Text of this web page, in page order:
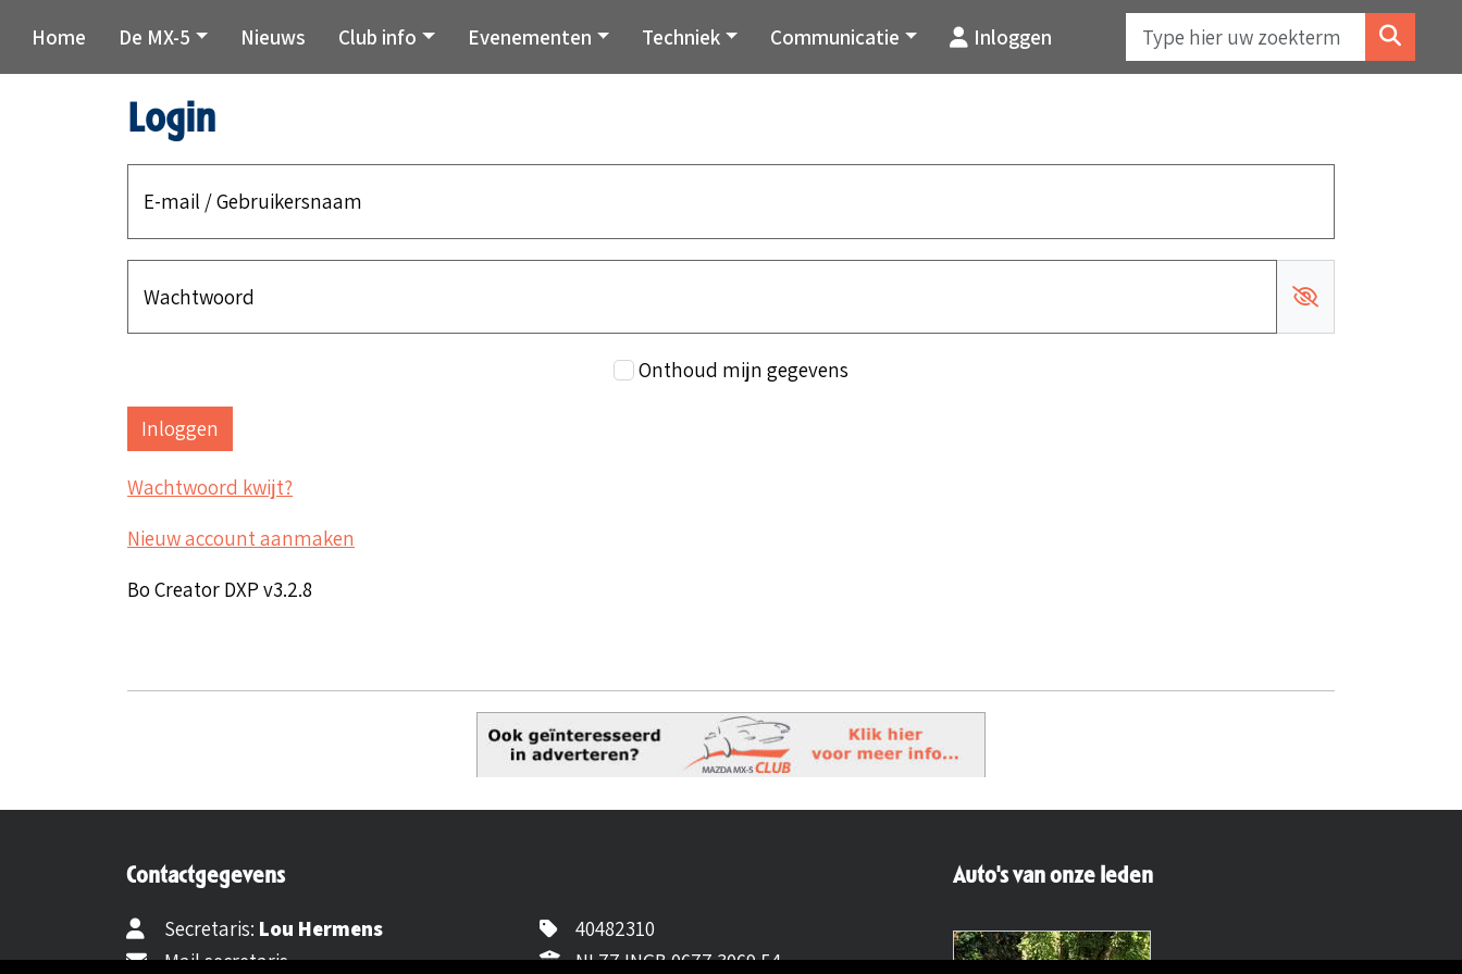
Home De MX-5 Nieuws Club info Evenementen Techniek Communicatie Inloggen
Login
E-mail / Gebruikersnaam
Wachtwoord
Onthoud mijn gegevens
Wachtwoord kwijt?
Nieuw account aanmaken
Bo Creator DXP v3.2.8
Contactgegevens
Secretaris: Lou Hermens
Mail secretaris
40482310
NL77 INGB 0677 3069 54
Auto's van onze leden